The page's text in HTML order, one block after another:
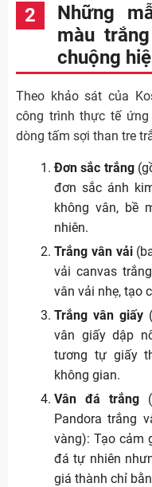
Những
màu
chuộng
Theo khảo sát của
công trình thực tế
dòng tấm sợi than tre
Đơn sắc trắng
đơn sắc ánh
không vân, bề
nhiên.
Trắng vân vải
vải canvas
vân vải nhẹ, tạo
Trắng vân giấy
vân giấy dập
tương tự giấy
không gian.
Vân đá trắng
Pandora trắng
vàng): Tạo cảm
đá tự nhiên
giá thành chỉ